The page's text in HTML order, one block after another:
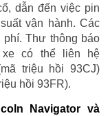
dẫn đến việc pin
vận hành. Các
Thư thông báo
có thể liên hệ
triệu hồi 93CJ)
hồi 93FR).
Navigator và